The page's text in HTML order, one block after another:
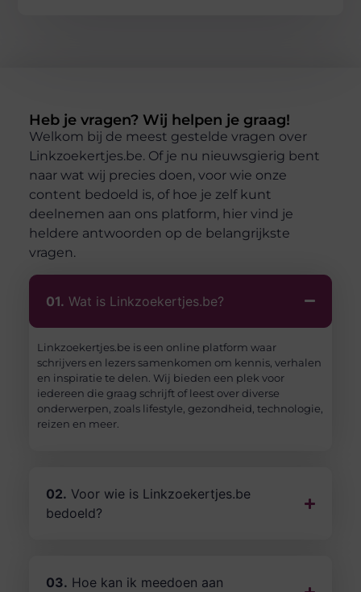
Heb je vragen? Wij helpen je graag!
Welkom bij de meest gestelde vragen over
Linkzoekertjes.be. Of je nu nieuwsgierig bent
naar wat wij precies doen, voor wie onze
content bedoeld is, of hoe je zelf kunt
deelnemen aan ons platform, hier vind je
heldere antwoorden op de belangrijkste
vragen.
01. Wat is Linkzoekertjes.be?
Linkzoekertjes.be is een online platform waar
schrijvers en lezers samenkomen om kennis, verhalen
en inspiratie te delen. Wij bieden een plek voor
iedereen die graag schrijft of leest over diverse
onderwerpen, zoals lifestyle, gezondheid, technologie,
reizen en meer.
02. Voor wie is Linkzoekertjes.be
bedoeld?
03. Hoe kan ik meedoen aan